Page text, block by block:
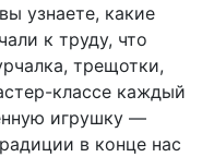
узнаете, какие
к труду, что
трещотки,
классе каждый
игрушку —
в конце нас